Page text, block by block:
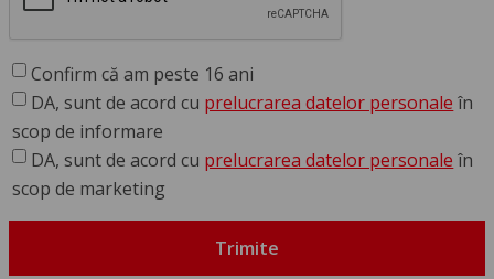
Confirm că am peste 16 ani
DA, sunt de acord cu prelucrarea datelor personale în
scop de informare
DA, sunt de acord cu prelucrarea datelor personale în
scop de marketing
Trimite